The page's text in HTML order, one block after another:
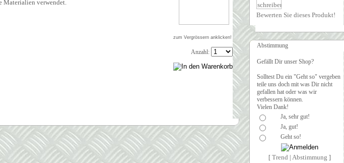
Materialien verwendet.
zum Vergrössern anklicken!
Anzahl:
Bewerten Sie dieses Produkt!
Abstimmung
Gefällt Dir unser Shop?
Solltest Du ein "Geht so" vergeben
teile uns doch mit was Dir nicht
gefallen hat oder was wir
verbessern können.
Vielen Dank!
Ja, sehr gut!
Ja, gut!
Geht so!
[ Trend Abstimmung ]